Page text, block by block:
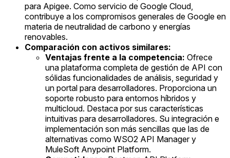
para Apigee. Como servicio de Google Cloud,
contribuye a los compromisos generales de Google en
materia de neutralidad de carbono y energías
renovables.
Comparación con activos similares:
Ventajas frente a la competencia: Ofrece
una plataforma completa de gestión de API con
sólidas funcionalidades de análisis, seguridad y
un portal para desarrolladores. Proporciona un
soporte robusto para entornos híbridos y
multicloud. Destaca por sus características
intuitivas para desarrolladores. Su integración e
implementación son más sencillas que las de
alternativas como WSO2 API Manager y
MuleSoft Anypoint Platform.